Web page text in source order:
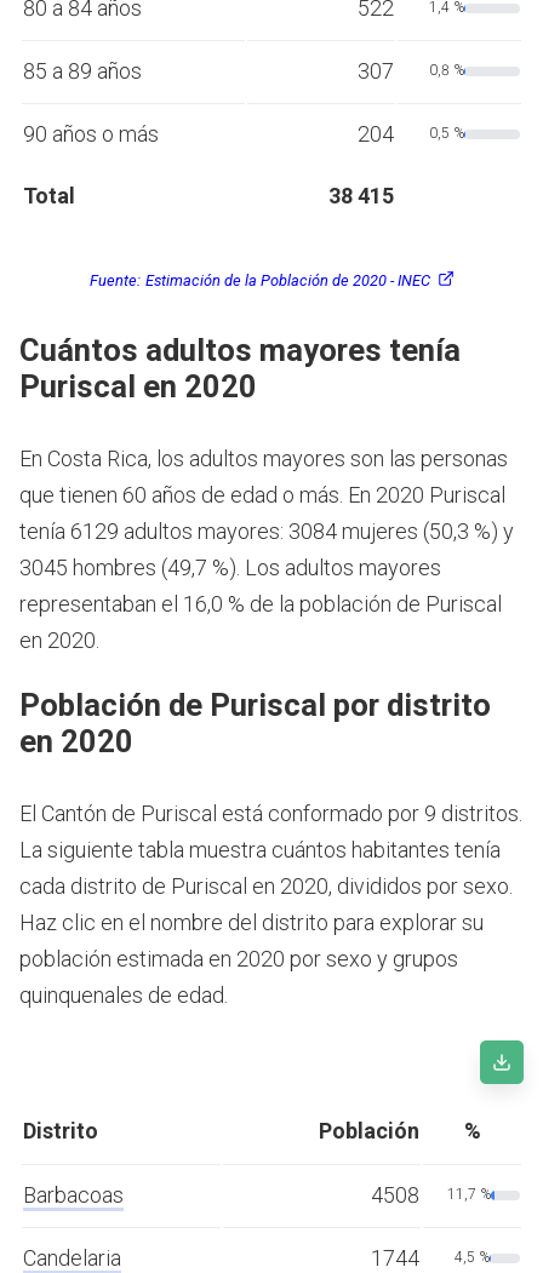
80 a 84 años 522 1,4 %
85 a 89 años 307 0,8 %
90 años o más 204 0,5 %
Total 38 415
Fuente: Estimación de la Población de 2020 - INEC
Cuántos adultos mayores tenía
Puriscal en 2020
En Costa Rica, los adultos mayores son las personas
que tienen 60 años de edad o más. En 2020 Puriscal
tenía 6129 adultos mayores: 3084 mujeres (50,3 %) y
3045 hombres (49,7 %). Los adultos mayores
representaban el 16,0 % de la población de Puriscal
en 2020.
Población de Puriscal por distrito
en 2020
El Cantón de Puriscal está conformado por 9 distritos.
La siguiente tabla muestra cuántos habitantes tenía
cada distrito de Puriscal en 2020, divididos por sexo.
Haz clic en el nombre del distrito para explorar su
población estimada en 2020 por sexo y grupos
quinquenales de edad.
Distrito Población %
Barbacoas 4508 11,7 %
Candelaria 1744 4,5 %